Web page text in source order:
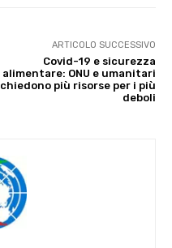
ARTICOLO SUCCESSIVO
Covid-19 e sicurezza
alimentare: ONU e umanitari
chiedono più risorse per i più
deboli